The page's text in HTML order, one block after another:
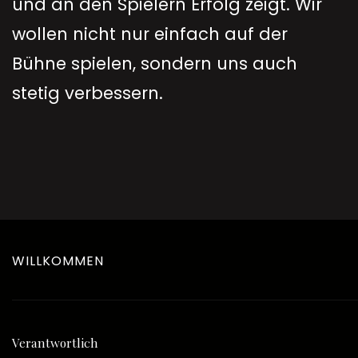
wollen nicht nur einfach auf der
Bühne spielen, sondern uns auch
stetig verbessern.
WILLKOMMEN
Verantwortlich